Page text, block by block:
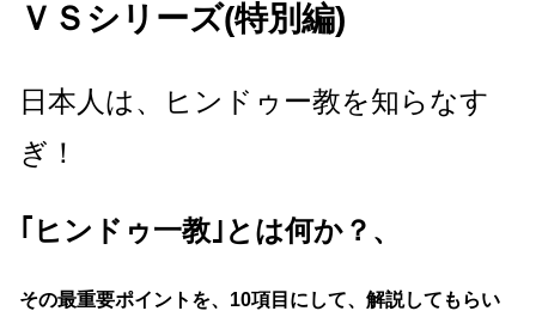
ＶＳシリーズ(特別編)
日本人は、ヒンドゥー教を知らなす
ぎ！
｢ヒンドゥ一教｣とは何か？、
その最重要ポイントを、10項目にして、解説してもらい